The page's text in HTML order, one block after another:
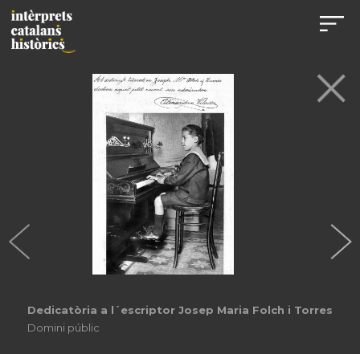
Dedicatòria a l´escriptor Josep Maria Folch i Torres
Domini públic